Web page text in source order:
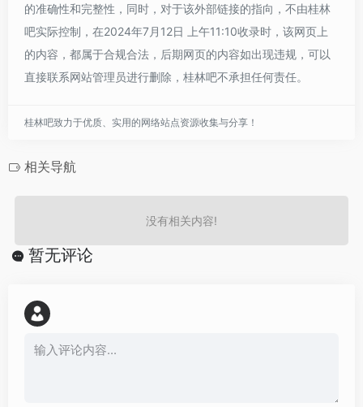
的准确性和完整性，同时，对于该外部链接的指向，不由桂林
吧实际控制，在2024年7月12日 上午11:10收录时，该网页上
的内容，都属于合规合法，后期网页的内容如出现违规，可以
直接联系网站管理员进行删除，桂林吧不承担任何责任。
桂林吧致力于优质、实用的网络站点资源收集与分享！
相关导航
没有相关内容!
暂无评论